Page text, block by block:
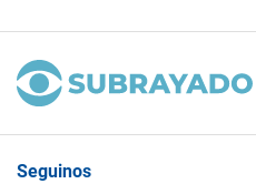
Seguinos